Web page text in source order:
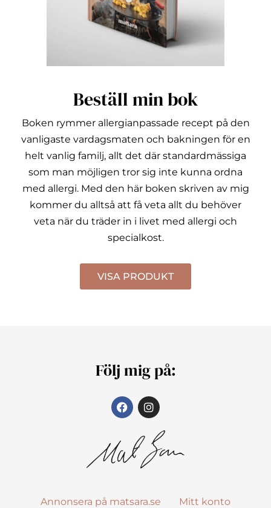
Beställ min bok
Boken rymmer allergianpassade recept på den
vanligaste vardagsmaten och bakningen för en
helt vanlig familj, allt det där standardmässiga
som man möjligen tror sig inte kunna ordna
med allergi. Med den här boken skriven av mig
kommer du alltså att få veta allt du behöver
veta när du träder in i livet med allergi och
specialkost.
VISA PRODUKT
Följ mig på:
Annonsera på matsara.se Mitt konto